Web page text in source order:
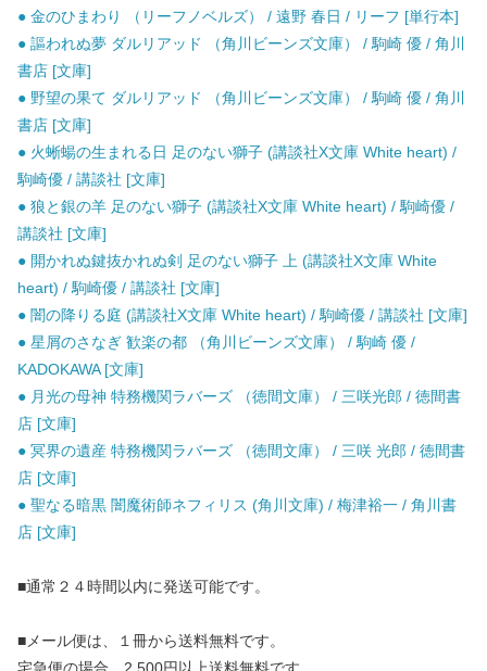
● 金のひまわり （リーフノベルズ） / 遠野 春日 / リーフ [単行本]
● 謳われぬ夢 ダルリアッド （角川ビーンズ文庫） / 駒崎 優 / 角川
書店 [文庫]
● 野望の果て ダルリアッド （角川ビーンズ文庫） / 駒崎 優 / 角川
書店 [文庫]
● 火蜥蝪の生まれる日 足のない獅子 (講談社X文庫 White heart) /
駒崎優 / 講談社 [文庫]
● 狼と銀の羊 足のない獅子 (講談社X文庫 White heart) / 駒崎優 /
講談社 [文庫]
● 開かれぬ鍵抜かれぬ剣 足のない獅子 上 (講談社X文庫 White
heart) / 駒崎優 / 講談社 [文庫]
● 闇の降りる庭 (講談社X文庫 White heart) / 駒崎優 / 講談社 [文庫]
● 星屑のさなぎ 歓楽の都 （角川ビーンズ文庫） / 駒崎 優 /
KADOKAWA [文庫]
● 月光の母神 特務機関ラバーズ （徳間文庫） / 三咲光郎 / 徳間書
店 [文庫]
● 冥界の遺産 特務機関ラバーズ （徳間文庫） / 三咲 光郎 / 徳間書
店 [文庫]
● 聖なる暗黒 闇魔術師ネフィリス (角川文庫) / 梅津裕一 / 角川書
店 [文庫]
■通常２４時間以内に発送可能です。
■メール便は、１冊から送料無料です。